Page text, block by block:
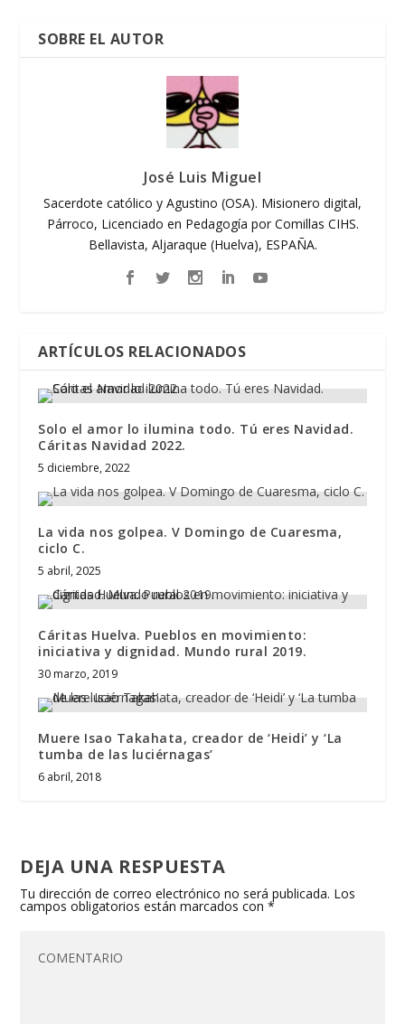
SOBRE EL AUTOR
José Luis Miguel
Sacerdote católico y Agustino (OSA). Misionero digital,
Párroco, Licenciado en Pedagogía por Comillas CIHS.
Bellavista, Aljaraque (Huelva), ESPAÑA.
ARTÍCULOS RELACIONADOS
Solo el amor lo ilumina todo. Tú eres Navidad.
Cáritas Navidad 2022.
5 diciembre, 2022
La vida nos golpea. V Domingo de Cuaresma,
ciclo C.
5 abril, 2025
Cáritas Huelva. Pueblos en movimiento:
iniciativa y dignidad. Mundo rural 2019.
30 marzo, 2019
Muere Isao Takahata, creador de ‘Heidi’ y ‘La
tumba de las luciérnagas’
6 abril, 2018
DEJA UNA RESPUESTA
Tu dirección de correo electrónico no será publicada. Los
campos obligatorios están marcados con*